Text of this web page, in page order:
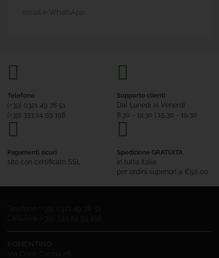
social e WhatsApp.
Telefono
(+39) 0321 49 78 51
(+39) 333 24 59 156
Supporto clienti
Dal Lunedì al Venerdì
8.30 - 12.30 | 15.30 - 19.30
Pagamenti sicuri
sito con certificato SSL
Spedizione GRATUITA
in tutta Italia
per ordini superiori a €50,00.